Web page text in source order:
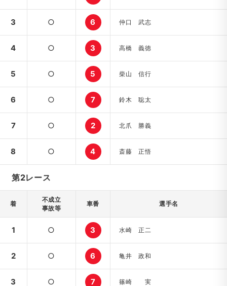
3 ○ 6 仲口 武志
4 ○ 3 高橋 義徳
5 ○ 5 柴山 信行
6 ○ 7 鈴木 聡太
7 ○ 2 北爪 勝義
8 ○ 4 斎藤 正悟
第2レース
着
不成立
事故等
車番 選手名
1 ○ 3 水崎 正二
2 ○ 6 亀井 政和
3 ○ 7 篠崎 実